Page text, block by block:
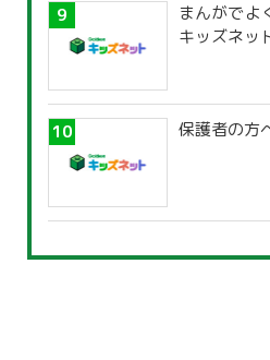
まんがでよ
キッズネッ
保護者の方